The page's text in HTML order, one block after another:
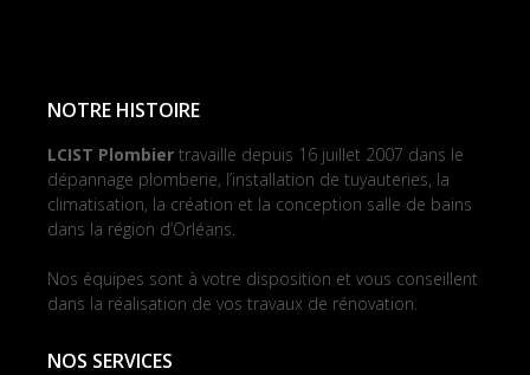
NOTRE HISTOIRE
LCIST Plombier travaille depuis 16 juillet 2007 dans le
dépannage plomberie, l’installation de tuyauteries, la
climatisation, la création et la conception salle de bains
dans la région d’Orléans.
Nos équipes sont à votre disposition et vous conseillent
dans la réalisation de vos travaux de rénovation.
NOS SERVICES